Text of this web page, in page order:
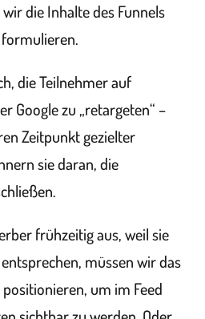
die Inhalte des Funnels
die Teilnehmer auf
Google zu „retargeten“ –
Zeitpunkt gezielter
sie daran, die
frühzeitig aus, weil sie
müssen wir das
um im Feed